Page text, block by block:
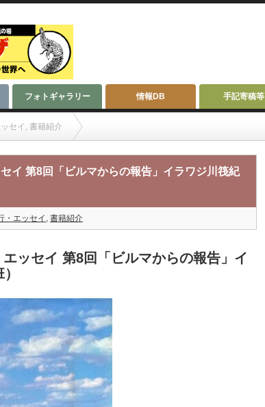
フォトギャラリー 情報DB 手記寄稿等
セイ , 書籍紹介
ビルマからの報告」イラワジ川筏紀行（NHK取材班）
イ 第8回「ビルマからの報告」イラワジ川筏紀
・エッセイ , 書籍紹介
ッセイ 第8回「ビルマからの報告」イ